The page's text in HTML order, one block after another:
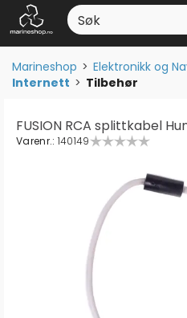
Marineshop>Elektronikk og
Internett>Tilbehør
FUSION RCA splittkabel
Varenr.: 140149